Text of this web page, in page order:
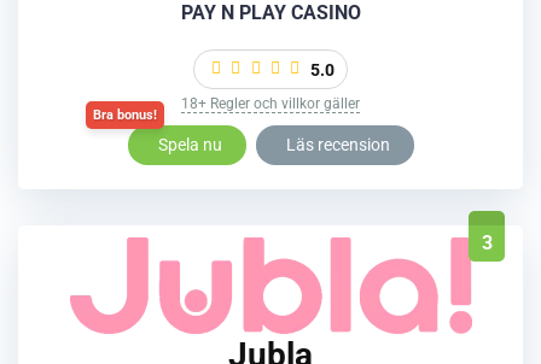
PAY N PLAY CASINO
5.0
18+ Regler och villkor gäller
Spela nu Läs recension
3
Jubla